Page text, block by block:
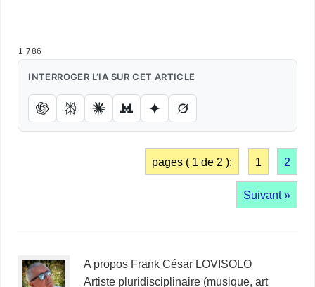
1 786
INTERROGER L’IA SUR CET ARTICLE
pages ( 1 de 2 ): 1 2
Suivant »
A propos Frank César LOVISOLO
Artiste pluridisciplinaire (musique, art